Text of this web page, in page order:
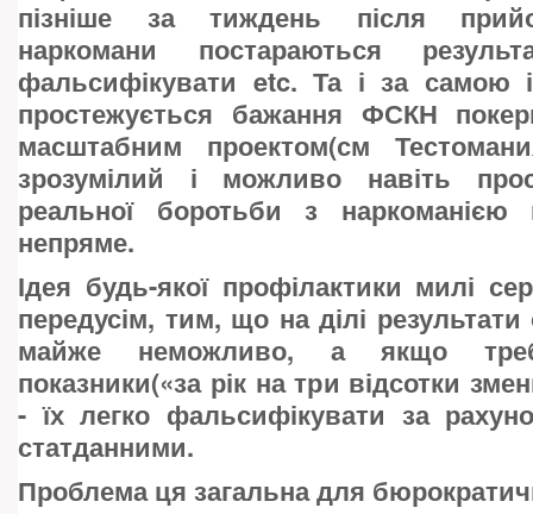
пізніше за тиждень після
наркомани постараються
фальсифікувати etc. Та і за самою
простежується бажання ФСКН
масштабним проектом(см
зрозумілий і можливо навіть
реальної боротьби з наркоманією
непряме.
Ідея будь-якої профілактики милі
передусім, тим, що на ділі
майже неможливо, а якщо
показники(«за рік на три відсотки
- їх легко фальсифікувати за
статданними.
Проблема ця загальна для